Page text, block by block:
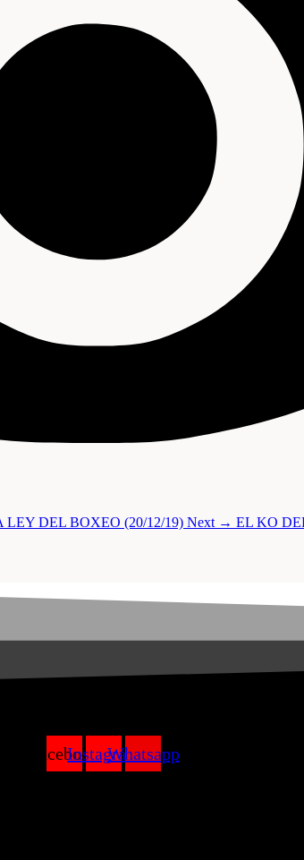
DEL BOXEO (20/12/19) Next → EL KO
Facebook
InstagramWhatsapp